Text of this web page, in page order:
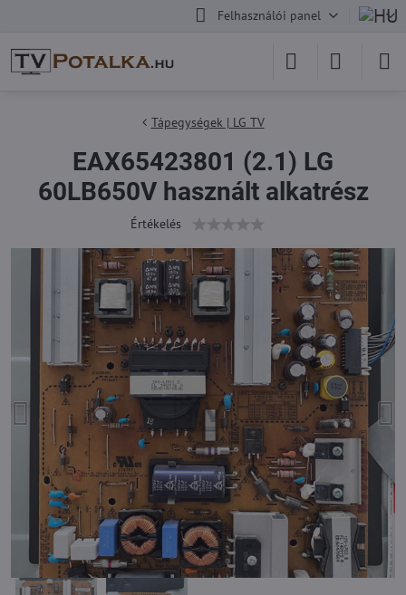
Felhasználói panel
Tápegységek | LG TV
EAX65423801 (2.1) LG
60LB650V használt alkatrész
Értékelés